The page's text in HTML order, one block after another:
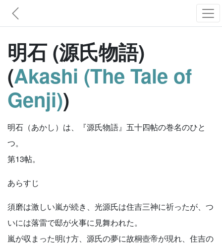
明石 (源氏物語)
(Akashi (The Tale of
Genji))
明石（あかし）は、『源氏物語』五十四帖の巻名のひと
つ。
第13帖。
あらすじ
須磨は激しい嵐が続き、光源氏は住吉三神に祈ったが、つ
いには落雷で邸が火事に見舞われた。
嵐が収まった明け方、源氏の夢に故桐壺帝が現れ、住吉の